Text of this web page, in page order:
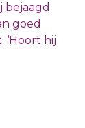
bejaagd
goed
‘Hoort hij